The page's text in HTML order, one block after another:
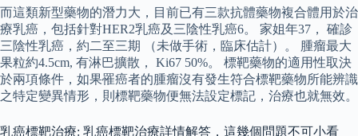
而這類新型藥物的潛力大，目前已有三款抗體藥物複合體用於治
療乳癌，包括針對HER2乳癌及三陰性乳癌6。 家姐年37， 確診
三陰性乳癌，約二至三期 （未做手術，臨床估計）。 腫瘤最大
果粒約4.5cm, 有淋巴擴散， Ki67 50%。 標靶藥物的適用性取決
於兩項條件，如果罹癌者的腫瘤沒有發生符合標靶藥物所能辨識
之特定變異情形，則標靶藥物便無法設定標記，治療也就無效。
乳癌標靶治療: 乳癌標靶治療詳情解答，這幾個問題不可小看